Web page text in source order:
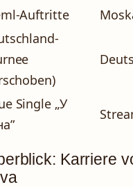
Auftritte
Single „У
Karriere